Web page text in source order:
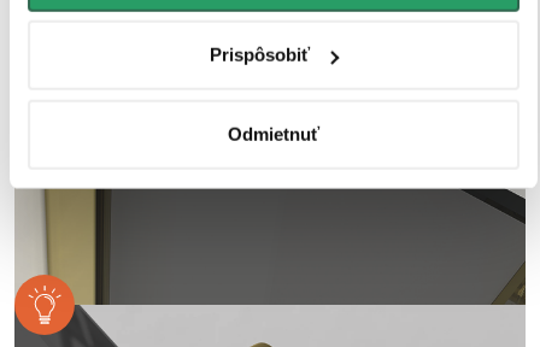
Prispôsobiť
Odmietnuť